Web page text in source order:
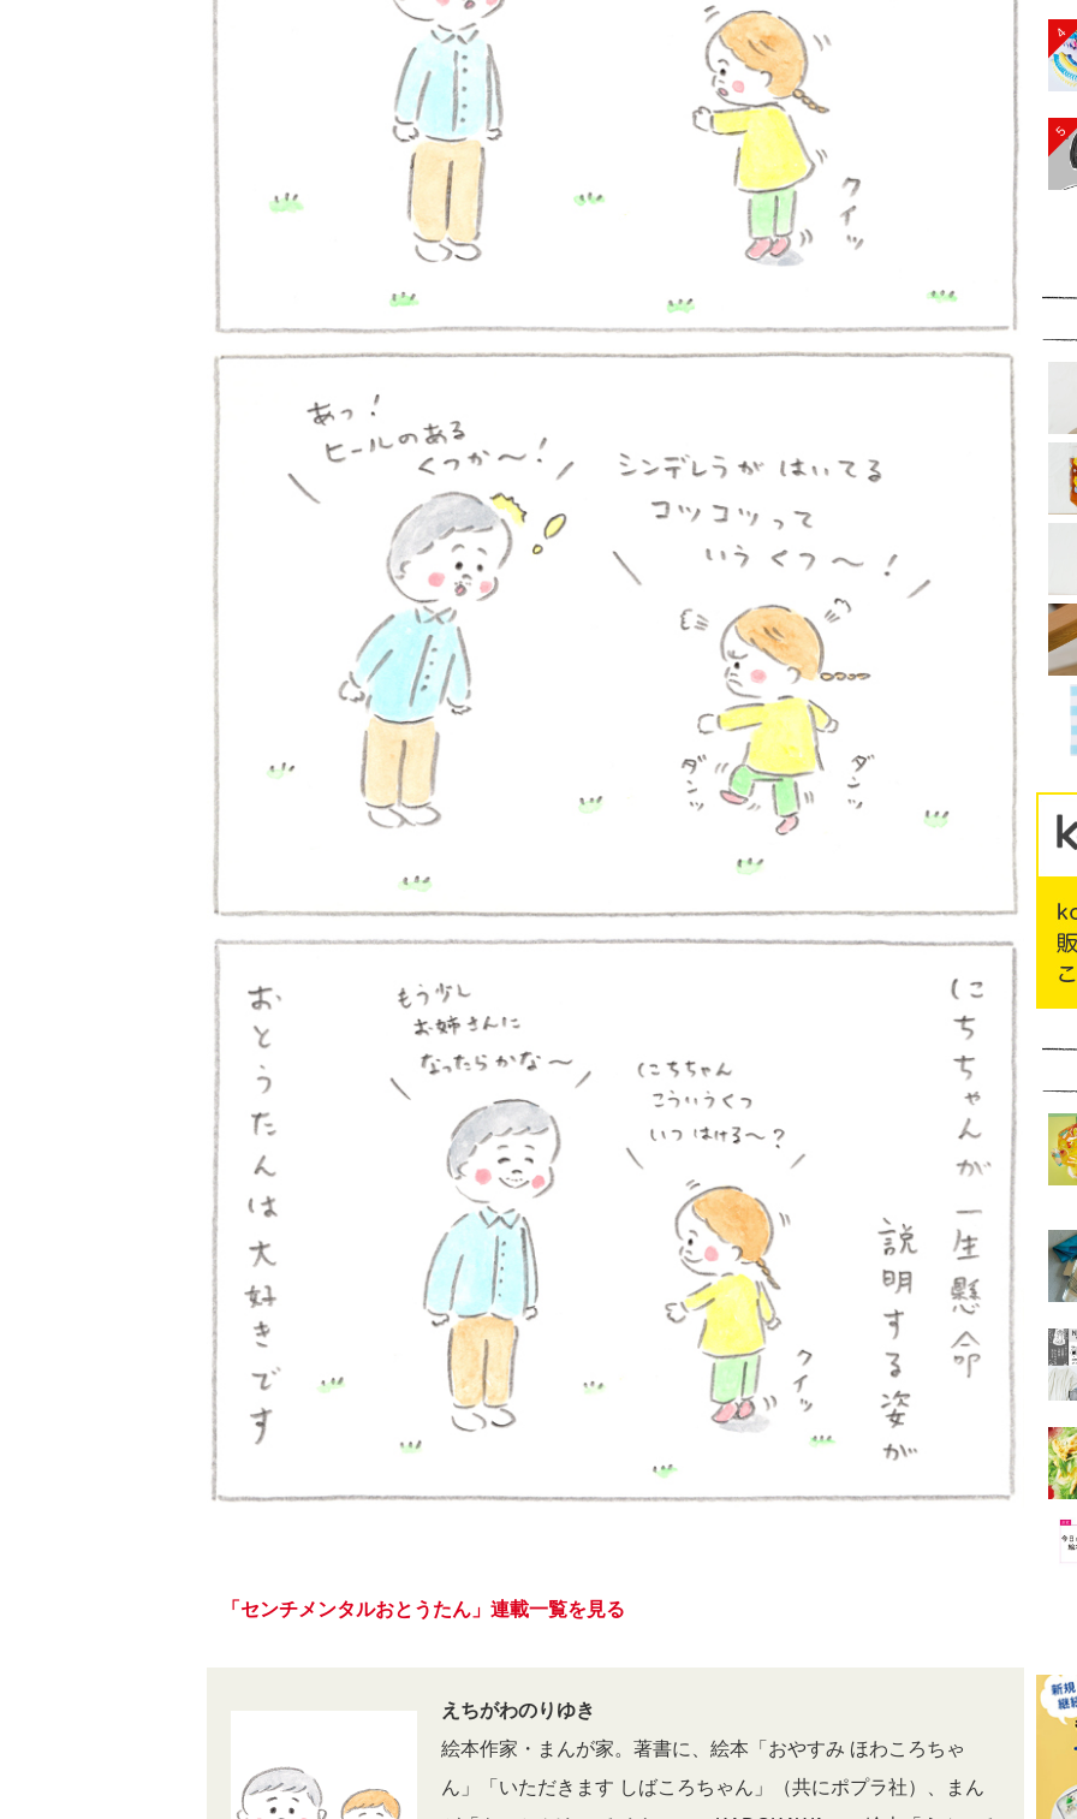
「センチメンタルおとうたん」連載一覧を見る
えちがわのりゆき
絵本作家・まんが家。著書に、絵本「おやすみ ほわころちゃ
ん」「いただきます しばころちゃん」（共にポプラ社）、まん
4
5